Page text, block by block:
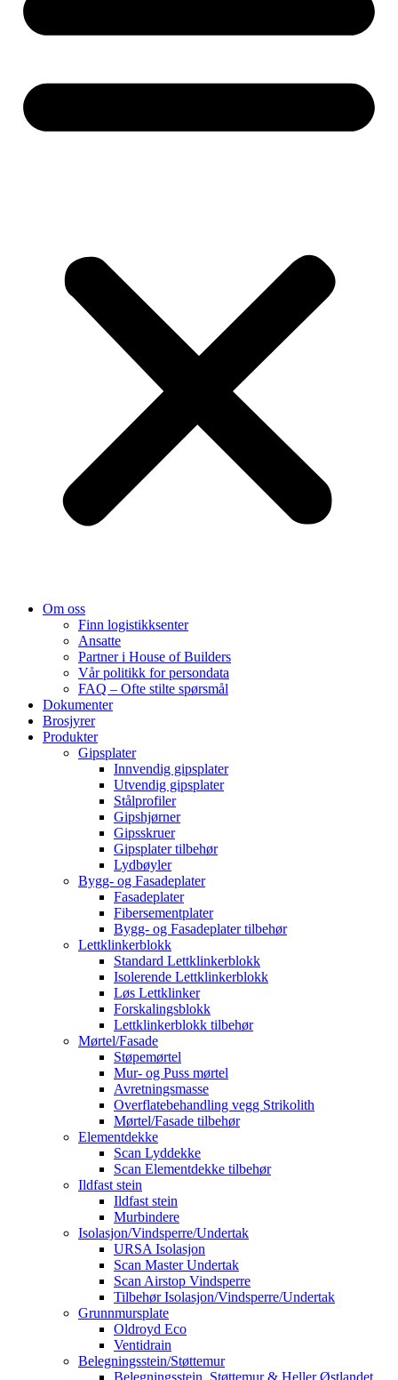
Om oss
Finn logistikksenter
Ansatte
Partner i House of Builders
Vår politikk for persondata
FAQ – Ofte stilte spørsmål
Dokumenter
Brosjyrer
Produkter
Gipsplater
Innvendig gipsplater
Utvendig gipsplater
Stålprofiler
Gipshjørner
Gipsskruer
Gipsplater tilbehør
Lydbøyler
Bygg- og Fasadeplater
Fasadeplater
Fibersementplater
Bygg- og Fasadeplater tilbehør
Lettklinkerblokk
Standard Lettklinkerblokk
Isolerende Lettklinkerblokk
Løs Lettklinker
Forskalingsblokk
Lettklinkerblokk tilbehør
Mørtel/Fasade
Støpemørtel
Mur- og Puss mørtel
Avretningsmasse
Overflatebehandling vegg Strikolith
Mørtel/Fasade tilbehør
Elementdekke
Scan Lyddekke
Scan Elementdekke tilbehør
Ildfast stein
Ildfast stein
Murbindere
Isolasjon/Vindsperre/Undertak
URSA Isolasjon
Scan Master Undertak
Scan Airstop Vindsperre
Tilbehør Isolasjon/Vindsperre/Undertak
Grunnmursplate
Oldroyd Eco
Ventidrain
Belegningsstein/Støttemur
Belegningsstein, Støttemur & Heller Østlandet